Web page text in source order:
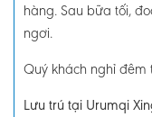
hàng. Sau bữa tối,
ngơi.
Quý khách nghỉ đêm
Lưu trú tại Urumqi